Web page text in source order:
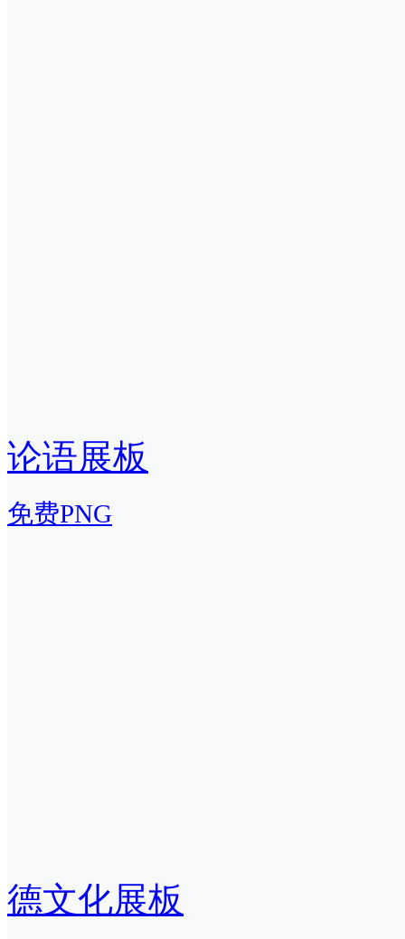
论语展板
免费PNG
德文化展板